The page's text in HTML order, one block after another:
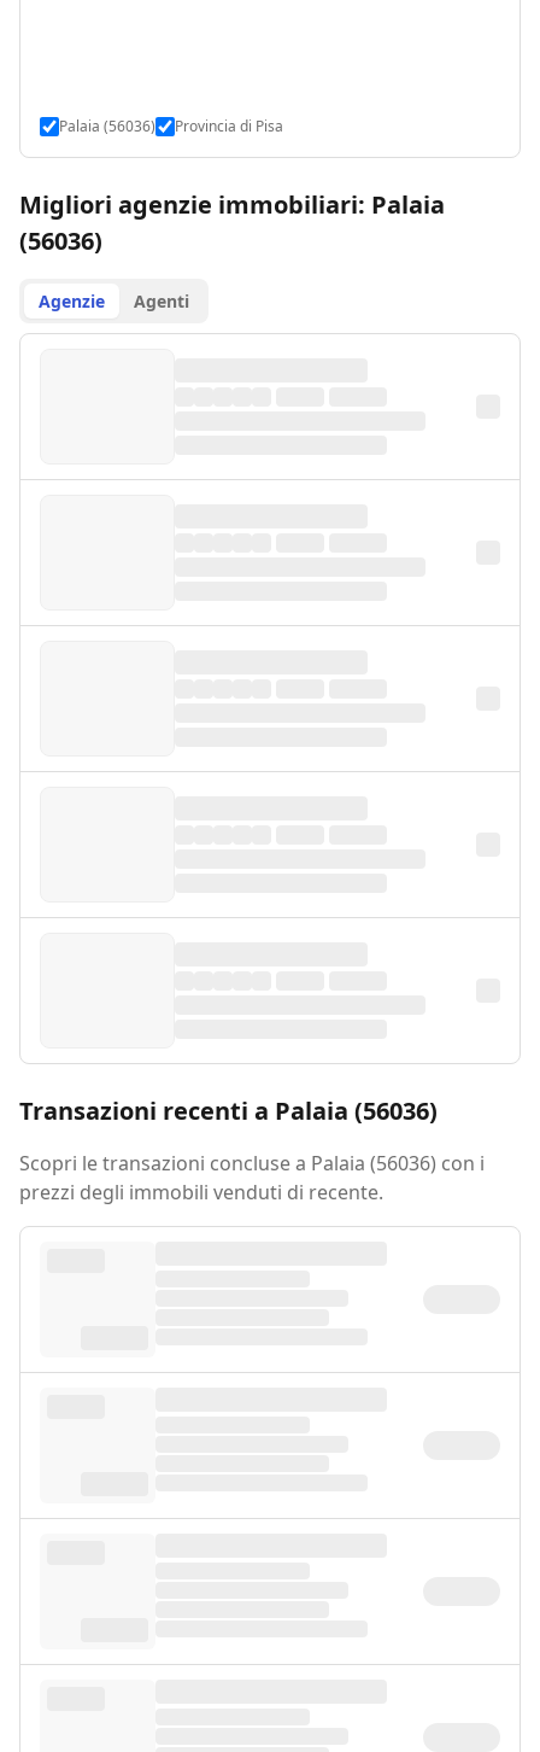
Palaia (56036) Provincia di Pisa
Migliori agenzie immobiliari: Palaia
(56036)
Agenzie Agenti
Transazioni recenti a Palaia (56036)
Scopri le transazioni concluse a Palaia (56036) con i
prezzi degli immobili venduti di recente.